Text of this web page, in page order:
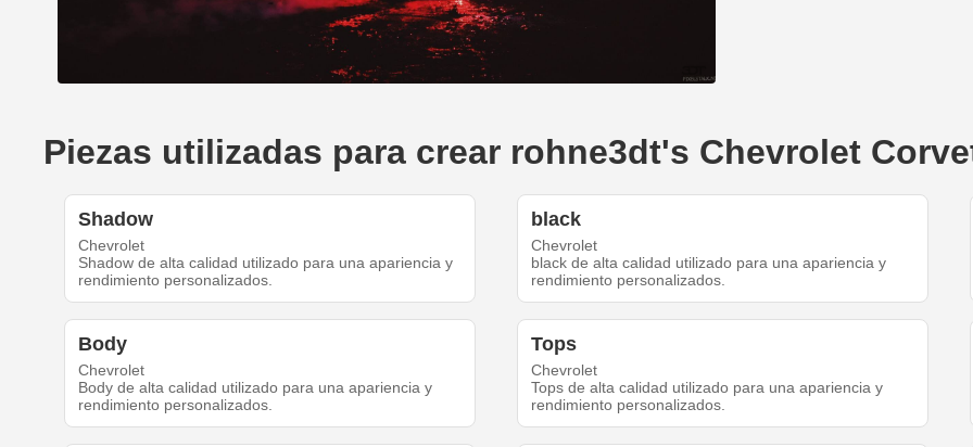
Piezas utilizadas para crear rohne3dt's Chevrolet
Shadow
Chevrolet
Shadow de alta calidad utilizado para una apariencia y
rendimiento personalizados.
black
Chevrolet
black de alta calidad utilizado para una apariencia y
rendimiento personalizados.
Body
Chevrolet
Body de alta calidad utilizado para una apariencia y
rendimiento personalizados.
Tops
Chevrolet
Tops de alta calidad utilizado para una apariencia y
rendimiento personalizados.